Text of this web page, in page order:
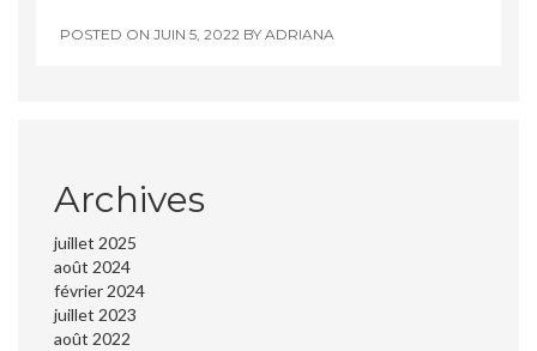
POSTED ON JUIN 5, 2022 BY ADRIANA
Archives
juillet 2025
août 2024
février 2024
juillet 2023
août 2022